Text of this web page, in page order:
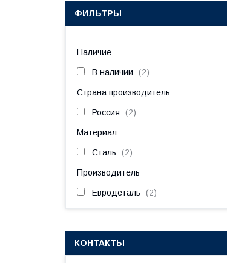
ФИЛЬТРЫ
Наличие
В наличии 2
Страна производитель
Россия 2
Материал
Сталь 2
Производитель
Евродеталь 2
КОНТАКТЫ